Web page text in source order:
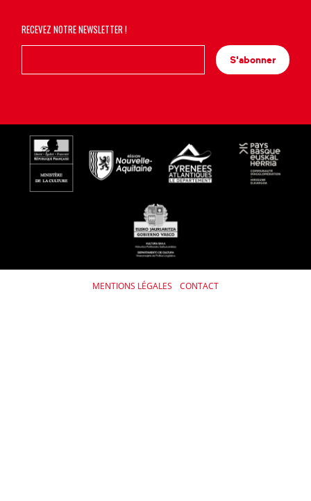
RECEVEZ NOTRE NEWSLETTER !
S'abonner
MENTIONS LÉGALES CONTACT